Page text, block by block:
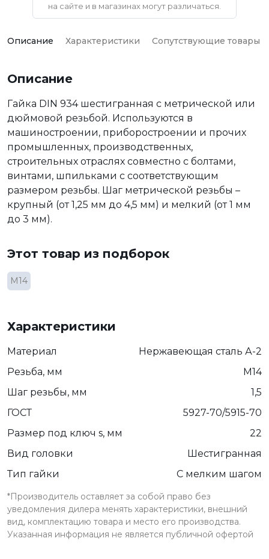
на сайте и в магазинах могут различаться.
Описание Характеристики Сопутствующие товары
Описание
Гайка DIN 934 шестигранная с метрической или
дюймовой резьбой. Используются в
машиностроении, приборостроении и прочих
промышленных, производственных,
строительных отраслях совместно с болтами,
винтами, шпильками с соответствующим
размером резьбы. Шаг метрической резьбы –
крупный (от 1,25 мм до 4,5 мм) и мелкий (от 1 мм
до 3 мм).
Этот товар из подборок
М14
Характеристики
Материал
Нержавеющая сталь А-2
Резьба, мм
М14
Шаг резьбы, мм
1,5
ГОСТ
5927-70/5915-70
Размер под ключ s, мм
22
Вид головки
Шестигранная
Тип гайки
С мелким шагом
*Производитель оставляет за собой право без
уведомления дилера менять характеристики, внешний
вид, комплектацию товара и место его производства.
Указанная информация не является публичной офертой